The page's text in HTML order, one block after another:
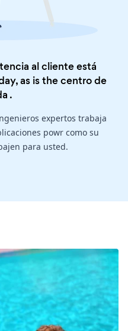
al cliente está
as is thecentro de
.
expertos trabaja
powr como su
para usted.